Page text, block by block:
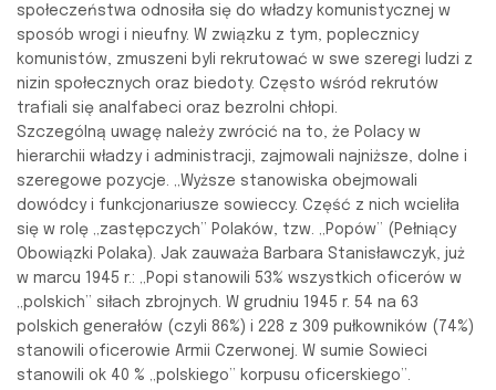
społeczeństwa odnosiła się do władzy komunistycznej w
sposób wrogi i nieufny. W związku z tym, poplecznicy
komunistów, zmuszeni byli rekrutować w swe szeregi ludzi z
nizin społecznych oraz biedoty. Często wśród rekrutów
trafiali się analfabeci oraz bezrolni chłopi.
Szczególną uwagę należy zwrócić na to, że Polacy w
hierarchii władzy i administracji, zajmowali najniższe, dolne i
szeregowe pozycje. „Wyższe stanowiska obejmowali
dowódcy i funkcjonariusze sowieccy. Część z nich wcieliła
się w rolę „zastępczych” Polaków, tzw. „Popów” (Pełniący
Obowiązki Polaka). Jak zauważa Barbara Stanisławczyk, już
w marcu 1945 r.: „Popi stanowili 53% wszystkich oficerów w
„polskich” siłach zbrojnych. W grudniu 1945 r. 54 na 63
polskich generałów (czyli 86%) i 228 z 309 pułkowników (74%)
stanowili oficerowie Armii Czerwonej. W sumie Sowieci
stanowili ok 40 % „polskiego” korpusu oficerskiego”.